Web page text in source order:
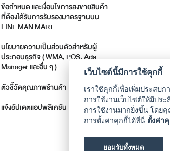
ข้อกำหนด และเงื่อนไขการลงขายสินค้า
ที่ต้องได้รับการรับรองมาตรฐานบน
LINE MAN MART
นโยบายความเป็นส่วนตัวสำหรับผู้
ประกอบธุรกิจ ( WMA, POS, Ads
Manager และอื่น ๆ )
ตัวชี้วัดคุณภาพร้านค้า
แจ้งอัปเดตแอปพลิเคชัน
เว็บไซต์นี้มีการใช้คุกกี้
เราใช้คุกกี้เพื่อเพิ่มประสบ
การใช้งานเว็บไซต์ให้มีปร
การใช้งานมากยิ่งขึ้น โดย
การตั้งค่าคุกกี้ได้ที่นี่ ตั้งค่า
ยอมรับทั้งหมด